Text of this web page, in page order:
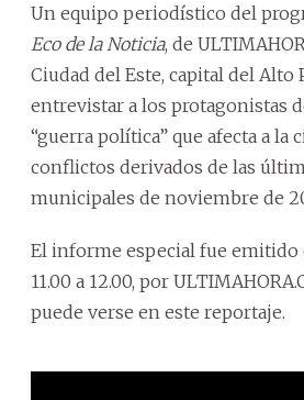
Un equipo periodístico del
Eco de la Noticia, de
Ciudad del Este, capital del Alto
entrevistar a los protagonistas
“guerra política” que afecta a la
conflictos derivados de las
municipales de noviembre de
El informe especial fue emitido
11.00 a 12.00, por
puede verse en este reportaje.